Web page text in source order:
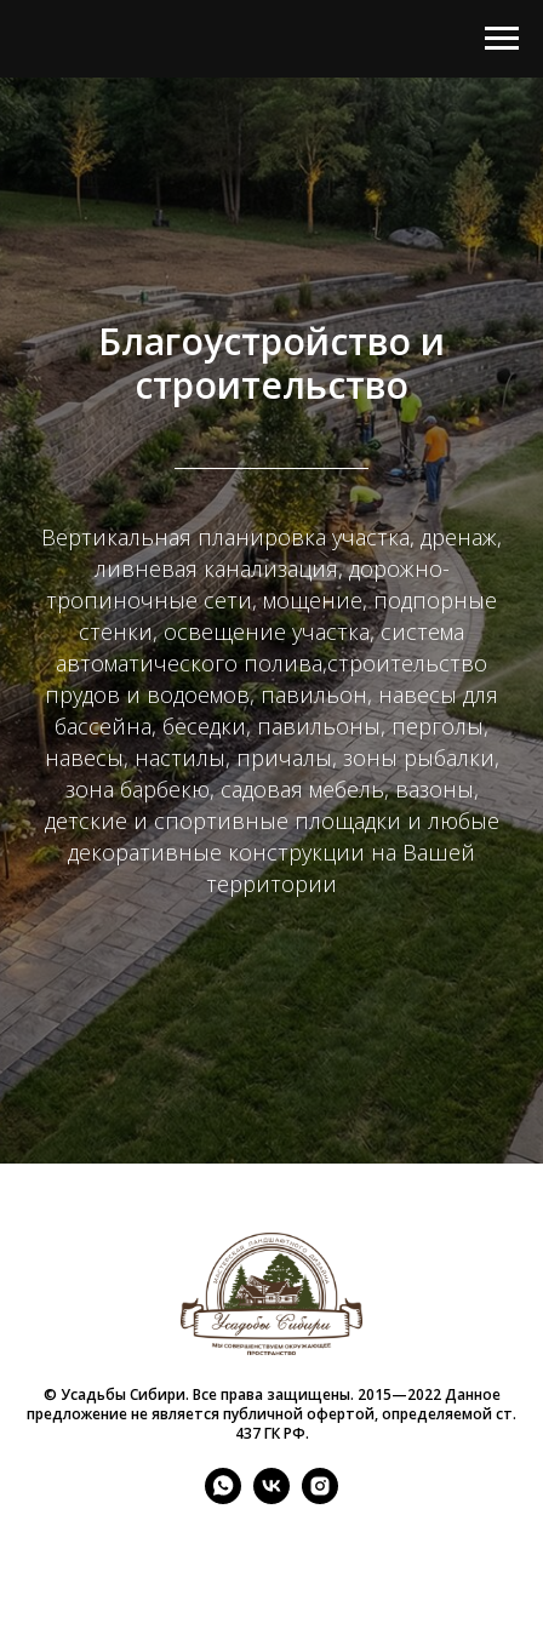
Благоустройство и
строительство
Вертикальная планировка участка, дренаж,
ливневая канализация, дорожно-
тропиночные сети, мощение, подпорные
стенки, освещение участка, система
автоматического полива,строительство
прудов и водоемов, павильон, навесы для
бассейна, беседки, павильоны, перголы,
навесы, настилы, причалы, зоны рыбалки,
зона барбекю, садовая мебель, вазоны,
детские и спортивные площадки и любые
декоративные конструкции на Вашей
территории
© Усадьбы Сибири. Все права защищены. 2015—2022 Данное
предложение не является публичной офертой, определяемой ст.
437 ГК РФ.